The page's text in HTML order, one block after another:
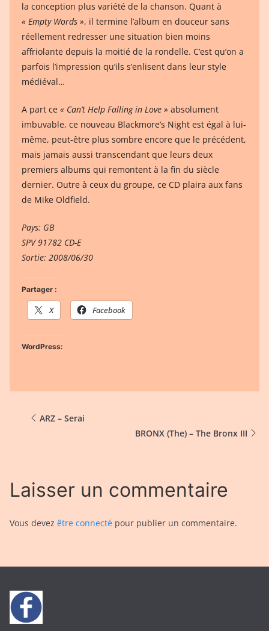
la conception plus variété de la chanson. Quant à
« Empty Words », il termine l’album en douceur sans
réellement redresser une situation bien moins
affriolante depuis la moitié de la rondelle. C’est qu’on a
parfois l’impression qu’ils s’enlisent dans leur style
médiéval…
A part ce « Can’t Help Falling in Love » absolument
imbuvable, ce nouveau Blackmore’s Night est égal à lui-
même, peut-être plus sombre encore que le précédent,
mais jamais aussi transcendant que leurs deux
premiers albums qui remontent à la fin du siècle
dernier. Outre à ceux du groupe, ce CD plaira aux fans
de Mike Oldfield.
Pays: GB
SPV 91782 CD-E
Sortie: 2008/06/30
Partager :
X Facebook
WordPress:
ARZ – Serai
BRONX (The) – The Bronx III
Laisser un commentaire
Vous devez être connecté pour publier un commentaire.